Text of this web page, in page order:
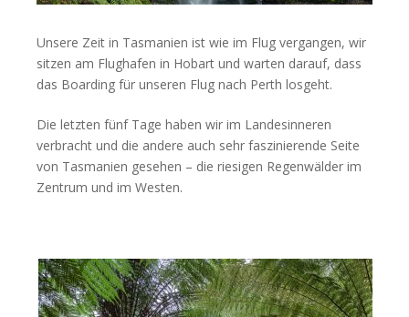
Unsere Zeit in Tasmanien ist wie im Flug vergangen, wir
sitzen am Flughafen in Hobart und warten darauf, dass
das Boarding für unseren Flug nach Perth losgeht.
Die letzten fünf Tage haben wir im Landesinneren
verbracht und die andere auch sehr faszinierende Seite
von Tasmanien gesehen – die riesigen Regenwälder im
Zentrum und im Westen.